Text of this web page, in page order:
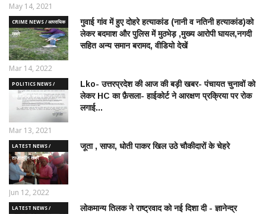
May 14, 2021
CRIME NEWS / आपराधिक
ख़बरे
गुवाई गांव में हुए दोहरे हत्याकांड (नानी व नतिनी हत्याकांड)को
लेकर बदमाश और पुलिस में मुठभेड़ ,मुख्य आरोपी घायल,नगदी
सहित अन्य समान बरामद, वीडियो देखें
Mar 14, 2022
POLITICS NEWS /
राजनीतिक समाचार
Lko- उत्तरप्रदेश की आज की बड़ी खबर- पंचायत चुनावों को
लेकर HC का फ़ैसला- हाईकोर्ट ने आरक्षण प्रक्रिया पर रोक
लगाई...
Mar 13, 2021
LATEST NEWS /
ताज़ातरीन खबरें
जूता , साफा, धोती पाकर खिल उठे चौकीदारों के चेहरे
Jun 12, 2022
LATEST NEWS /
लोकमान्य तिलक ने राष्ट्रवाद को नई दिशा दी - ज्ञानेन्द्र